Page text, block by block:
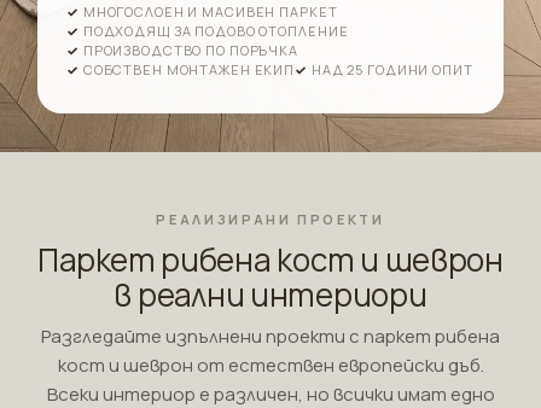
МНОГОСЛОЕН И МАСИВЕН ПАРКЕТ
ПОДХОДЯЩ ЗА ПОДОВО ОТОПЛЕНИЕ
ПРОИЗВОДСТВО ПО ПОРЪЧКА
СОБСТВЕН МОНТАЖЕН ЕКИП
НАД 25 ГОДИНИ ОПИТ
РЕАЛИЗИРАНИ ПРОЕКТИ
Паркет рибена кост и шеврон
в реални интериори
Разгледайте изпълнени проекти с паркет рибена
кост и шеврон от естествен европейски дъб.
Всеки интериор е различен, но всички имат едно